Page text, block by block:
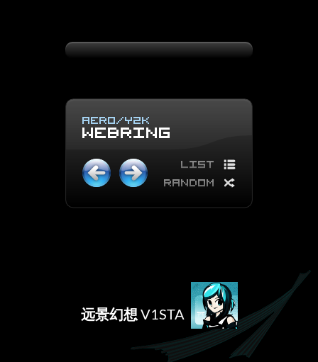
远景幻想 V1STA